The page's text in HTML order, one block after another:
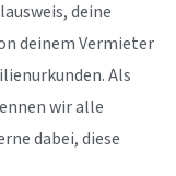
deine
deinem Vermieter
Als
wir alle
dabei, diese